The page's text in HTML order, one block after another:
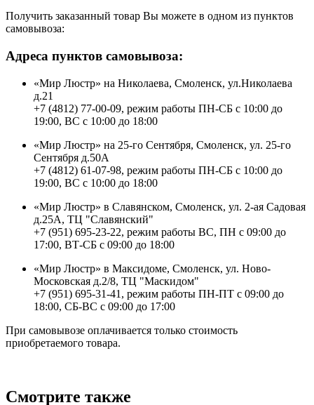
Получить заказанный товар Вы можете в одном из пунктов
самовывоза:
Адреса пунктов самовывоза:
«Мир Люстр» на Николаева, Смоленск, ул.Николаева
д.21
+7 (4812) 77-00-09, режим работы ПН-СБ с 10:00 до
19:00, ВС с 10:00 до 18:00
«Мир Люстр» на 25-го Сентября, Смоленск, ул. 25-го
Сентября д.50А
+7 (4812) 61-07-98, режим работы ПН-СБ с 10:00 до
19:00, ВС с 10:00 до 18:00
«Мир Люстр» в Славянском, Смоленск, ул. 2-ая Садовая
д.25А, ТЦ "Славянский"
+7 (951) 695-23-22, режим работы ВС, ПН с 09:00 до
17:00, ВТ-СБ с 09:00 до 18:00
«Мир Люстр» в Максидоме, Смоленск, ул. Ново-
Московская д.2/8, ТЦ "Маскидом"
+7 (951) 695-31-41, режим работы ПН-ПТ с 09:00 до
18:00, СБ-ВС с 09:00 до 17:00
При самовывозе оплачивается только стоимость
приобретаемого товара.
Смотрите также